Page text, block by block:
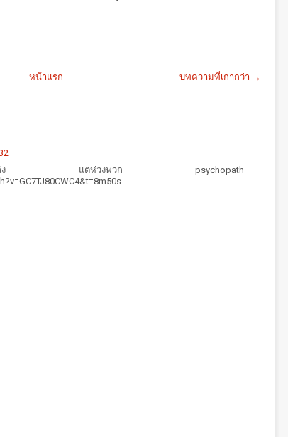
บทความที่เก่ากว่า →
หน้าแรก
ข็งแรงของถัง แต่ห่วงพวก psychopath